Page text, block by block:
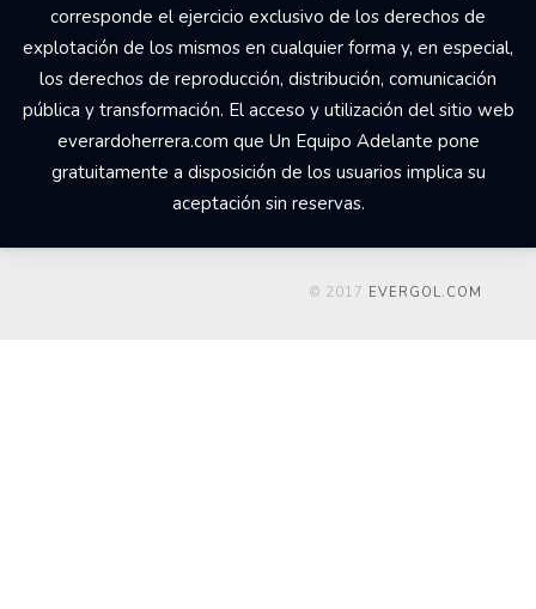
corresponde el ejercicio exclusivo de los derechos de
explotación de los mismos en cualquier forma y, en especial,
los derechos de reproducción, distribución, comunicación
pública y transformación. El acceso y utilización del sitio web
everardoherrera.com que Un Equipo Adelante pone
gratuitamente a disposición de los usuarios implica su
aceptación sin reservas.
© 2017 EVERGOL.COM